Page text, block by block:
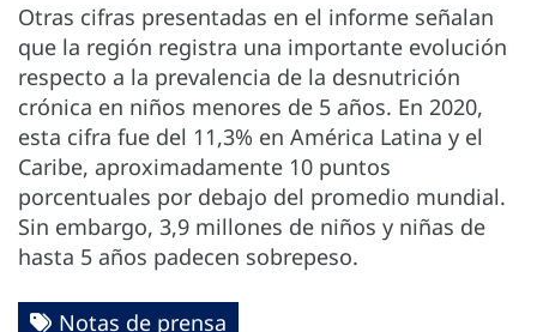
Otras cifras presentadas en el informe señalan
que la región registra una importante evolución
respecto a la prevalencia de la desnutrición
crónica en niños menores de 5 años. En 2020,
esta cifra fue del 11,3% en América Latina y el
Caribe, aproximadamente 10 puntos
porcentuales por debajo del promedio mundial.
Sin embargo, 3,9 millones de niños y niñas de
hasta 5 años padecen sobrepeso.
Notas de prensa